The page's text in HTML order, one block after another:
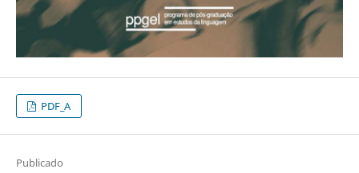
PDF_A
Publicado